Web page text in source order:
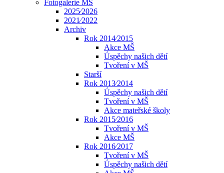
Fotogalerie MŠ
2025⁄2026
2021⁄2022
Archiv
Rok 2014⁄2015
Akce MŠ
Úspěchy našich dětí
Tvoření v MŠ
Starší
Rok 2013⁄2014
Úspěchy našich dětí
Tvoření v MŠ
Akce mateřské školy
Rok 2015⁄2016
Tvoření v MŠ
Akce MŠ
Rok 2016⁄2017
Tvoření v MŠ
Úspěchy našich dětí